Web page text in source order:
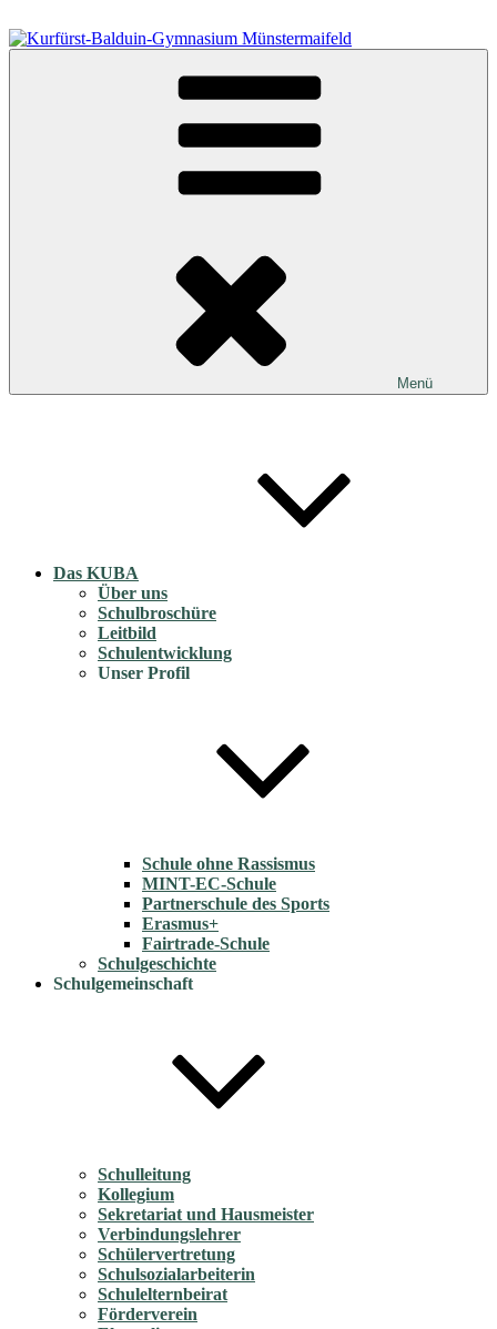
Inhalt
springen
Kurfürst-Balduin-Gymnasium Münstermaifeld
Menü
Das KUBA
Über uns
Schulbroschüre
Leitbild
Schulentwicklung
Unser Profil
Schule ohne Rassismus
MINT-EC-Schule
Partnerschule des Sports
Erasmus+
Fairtrade-Schule
Schulgeschichte
Schulgemeinschaft
Schulleitung
Kollegium
Sekretariat und Hausmeister
Verbindungslehrer
Schülervertretung
Schulsozialarbeiterin
Schulelternbeirat
Förderverein